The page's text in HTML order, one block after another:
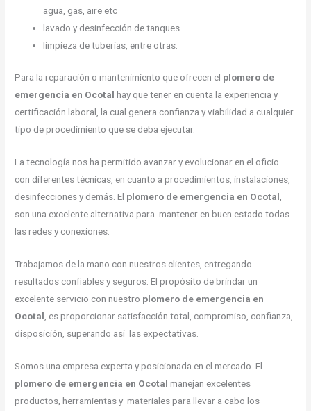
agua, gas, aire etc
lavado y desinfección de tanques
limpieza de tuberías, entre otras.
Para la reparación o mantenimiento que ofrecen el plomero de
emergencia en Ocotal hay que tener en cuenta la experiencia y
certificación laboral, la cual genera confianza y viabilidad a cualquier
tipo de procedimiento que se deba ejecutar.
La tecnología nos ha permitido avanzar y evolucionar en el oficio
con diferentes técnicas, en cuanto a procedimientos, instalaciones,
desinfecciones y demás. El plomero de emergencia en Ocotal
son una excelente alternativa para mantener en buen estado todas
las redes y conexiones.
Trabajamos de la mano con nuestros clientes, entregando
resultados confiables y seguros. El propósito de brindar un
excelente servicio con nuestro plomero de emergencia en
Ocotal , es proporcionar satisfacción total, compromiso, confianza,
disposición, superando así las expectativas.
Somos una empresa experta y posicionada en el mercado. El
plomero de emergencia en Ocotalmanejan excelentes
productos, herramientas y materiales para llevar a cabo los